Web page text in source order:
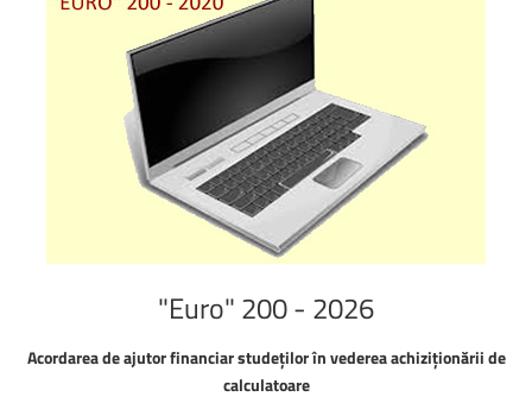
"Euro"200- 2026
Acordarea de ajutor financiar studeților în vederea achiziționării de
calculatoare